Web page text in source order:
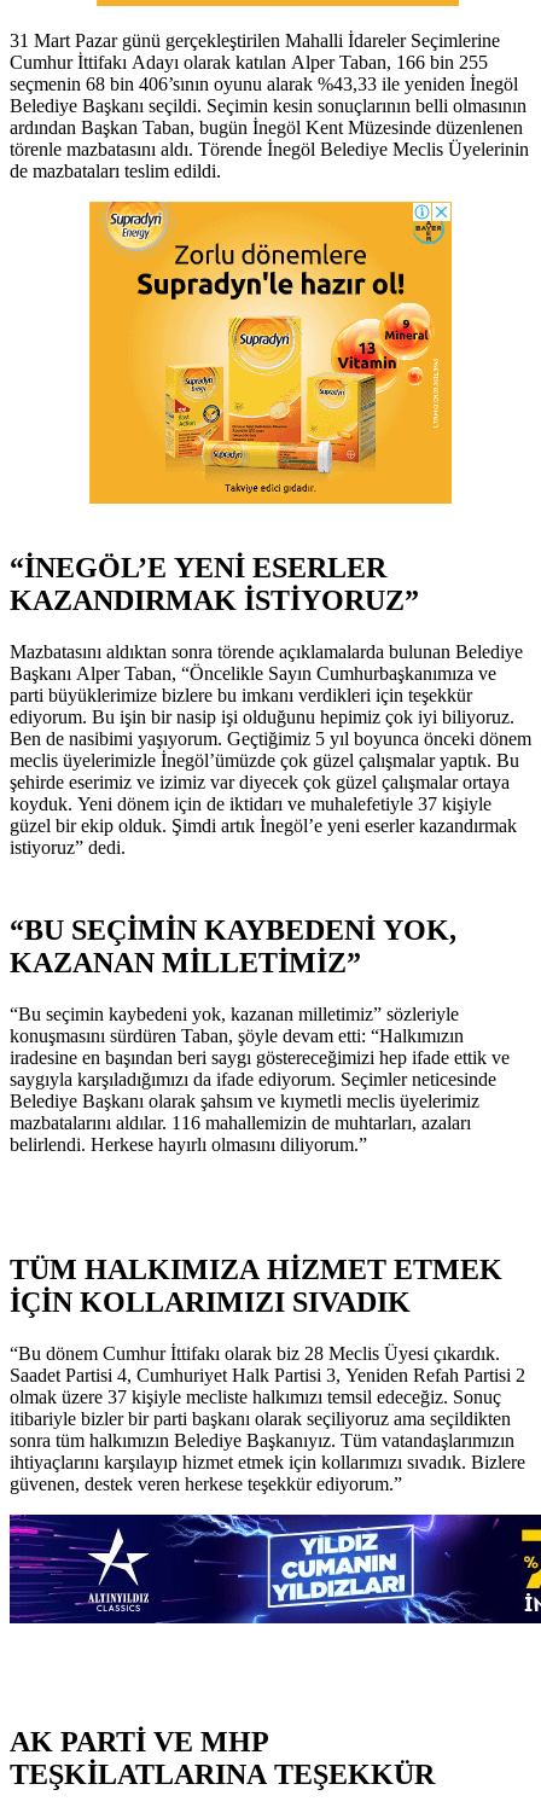
31 Mart Pazar günü gerçekleştirilen Mahalli İdareler Seçimlerine
Cumhur İttifakı Adayı olarak katılan Alper Taban, 166 bin 255
seçmenin 68 bin 406’sının oyunu alarak %43,33 ile yeniden İnegöl
Belediye Başkanı seçildi. Seçimin kesin sonuçlarının belli olmasının
ardından Başkan Taban, bugün İnegöl Kent Müzesinde düzenlenen
törenle mazbatasını aldı. Törende İnegöl Belediye Meclis Üyelerinin
de mazbataları teslim edildi.
“İNEGÖL’E YENİ ESERLER
KAZANDIRMAK İSTİYORUZ”
Mazbatasını aldıktan sonra törende açıklamalarda bulunan Belediye
Başkanı Alper Taban, “Öncelikle Sayın Cumhurbaşkanımıza ve
parti büyüklerimize bizlere bu imkanı verdikleri için teşekkür
ediyorum. Bu işin bir nasip işi olduğunu hepimiz çok iyi biliyoruz.
Ben de nasibimi yaşıyorum. Geçtiğimiz 5 yıl boyunca önceki dönem
meclis üyelerimizle İnegöl’ümüzde çok güzel çalışmalar yaptık. Bu
şehirde eserimiz ve izimiz var diyecek çok güzel çalışmalar ortaya
koyduk. Yeni dönem için de iktidarı ve muhalefetiyle 37 kişiyle
güzel bir ekip olduk. Şimdi artık İnegöl’e yeni eserler kazandırmak
istiyoruz” dedi.
“BU SEÇİMİN KAYBEDENİ YOK,
KAZANAN MİLLETİMİZ”
“Bu seçimin kaybedeni yok, kazanan milletimiz” sözleriyle
konuşmasını sürdüren Taban, şöyle devam etti: “Halkımızın
iradesine en başından beri saygı göstereceğimizi hep ifade ettik ve
saygıyla karşıladığımızı da ifade ediyorum. Seçimler neticesinde
Belediye Başkanı olarak şahsım ve kıymetli meclis üyelerimiz
mazbatalarını aldılar. 116 mahallemizin de muhtarları, azaları
belirlendi. Herkese hayırlı olmasını diliyorum.”
TÜM HALKIMIZA HİZMET ETMEK
İÇİN KOLLARIMIZI SIVADIK
“Bu dönem Cumhur İttifakı olarak biz 28 Meclis Üyesi çıkardık.
Saadet Partisi 4, Cumhuriyet Halk Partisi 3, Yeniden Refah Partisi 2
olmak üzere 37 kişiyle mecliste halkımızı temsil edeceğiz. Sonuç
itibariyle bizler bir parti başkanı olarak seçiliyoruz ama seçildikten
sonra tüm halkımızın Belediye Başkanıyız. Tüm vatandaşlarımızın
ihtiyaçlarını karşılayıp hizmet etmek için kollarımızı sıvadık. Bizlere
güvenen, destek veren herkese teşekkür ediyorum.”
AK PARTİ VE MHP
TEŞKİLATLARINA TEŞEKKÜR